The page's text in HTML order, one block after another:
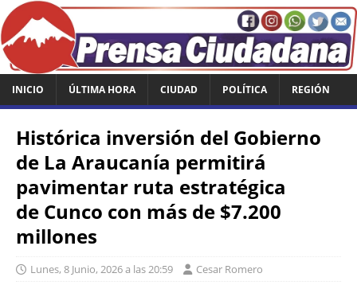
INICIO ÚLTIMA HORA CIUDAD POLÍTICA REGIÓN
Histórica inversión del Gobierno
de La Araucanía permitirá
pavimentar ruta estratégica
de Cunco con más de $7.200
millones
Lunes, 8 Junio, 2026 a las 20:59 Cesar Romero